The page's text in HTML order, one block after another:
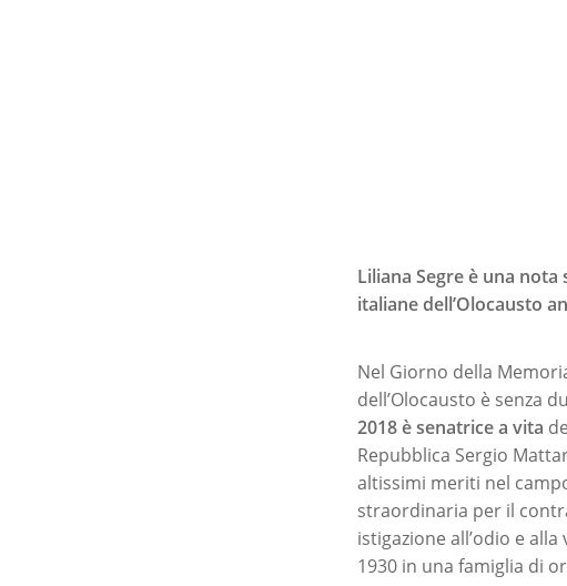
Liliana Segre è una
italiane dell’Olocausto
Nel Giorno della
dell’Olocausto è senza
2018 è senatrice a vita
Repubblica Sergio
altissimi meriti nel
straordinaria per il
istigazione all’odio e
1930 in una famiglia di